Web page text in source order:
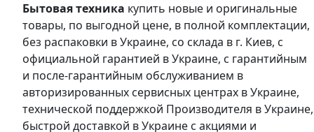
Бытовая техника купить новые и оригинальные
товары, по выгодной цене, в полной комплектации,
без распаковки в Украине, со склада в г. Киев, с
официальной гарантией в Украине, с гарантийным
и после-гарантийным обслуживанием в
авторизированных сервисных центрах в Украине,
технической поддержкой Производителя в Украине,
быстрой доставкой в Украине с акциями и